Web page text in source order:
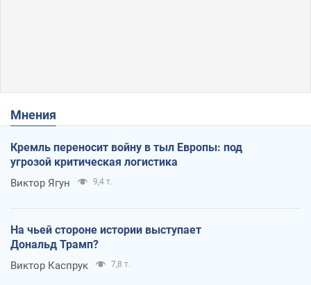
Мнения
Кремль переносит войну в тыл Европы: под
угрозой критическая логистика
Виктор Ягун 9,4 т.
На чьей стороне истории выступает
Дональд Трамп?
Виктор Каспрук 7,8 т.